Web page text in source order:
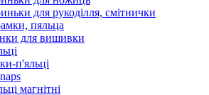
для рукоділля, смітнички
пяльца
для вишивки
п'яльці
магнітні